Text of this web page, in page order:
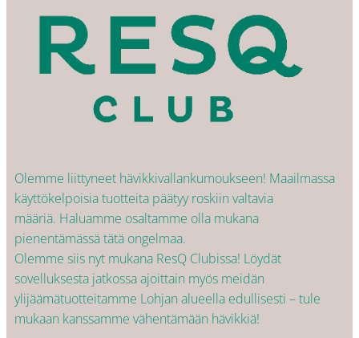
Olemme liittyneet hävikkivallankumoukseen! Maailmassa
käyttökelpoisia tuotteita päätyy roskiin valtavia
määriä. Haluamme osaltamme olla mukana
pienentämässä tätä ongelmaa.
Olemme siis nyt mukana ResQ Clubissa! Löydät
sovelluksesta jatkossa ajoittain myös meidän
ylijäämätuotteitamme Lohjan alueella edullisesti – tule
mukaan kanssamme vähentämään hävikkiä!